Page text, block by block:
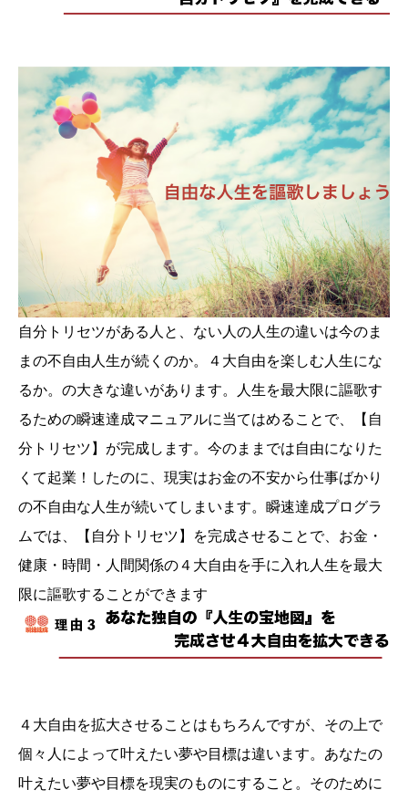
自分トリセツがある人と、ない人の人生の違いは今のま
まの不自由人生が続くのか。４大自由を楽しむ人生にな
るか。の大きな違いがあります。人生を最大限に謳歌す
るための瞬速達成マニュアルに当てはめることで、【自
分トリセツ】が完成します。今のままでは自由になりた
くて起業！したのに、現実はお金の不安から仕事ばかり
の不自由な人生が続いてしまいます。瞬速達成プログラ
ムでは、【自分トリセツ】を完成させることで、お金・
健康・時間・人間関係の４大自由を手に入れ人生を最大
限に謳歌することができます
４大自由を拡大させることはもちろんですが、その上で
個々人によって叶えたい夢や目標は違います。あなたの
叶えたい夢や目標を現実のものにすること。そのために